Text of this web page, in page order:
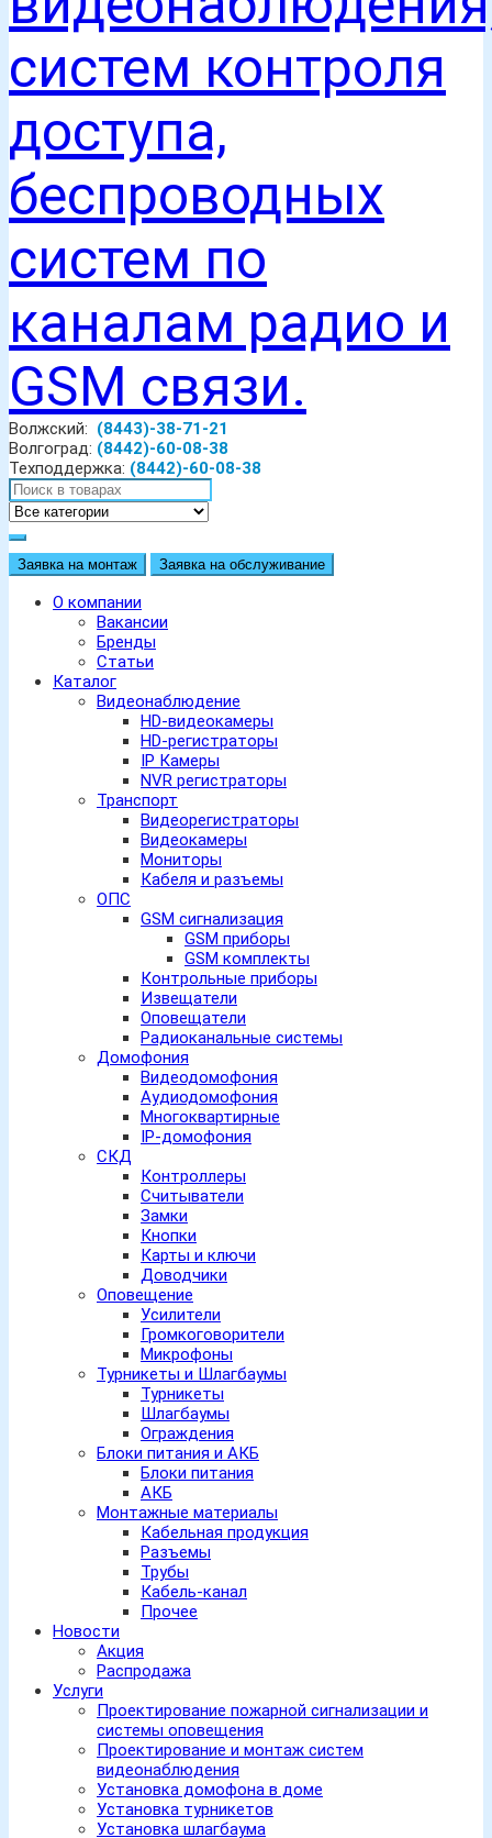
Волжский: (8443)-38-71-21
Волгоград: (8442)-60-08-38
Техподдержка: (8442)-60-08-38
Заявка на монтаж Заявка на обслуживание
О компании
Вакансии
Бренды
Статьи
Каталог
Видеонаблюдение
HD-видеокамеры
HD-регистраторы
IP Камеры
NVR регистраторы
Транспорт
Видеорегистраторы
Видеокамеры
Мониторы
Кабеля и разъемы
ОПС
GSM сигнализация
GSM приборы
GSM комплекты
Контрольные приборы
Извещатели
Оповещатели
Радиоканальные системы
Домофония
Видеодомофония
Аудиодомофония
Многоквартирные
IP-домофония
СКД
Контроллеры
Считыватели
Замки
Кнопки
Карты и ключи
Доводчики
Оповещение
Усилители
Громкоговорители
Микрофоны
Турникеты и Шлагбаумы
Турникеты
Шлагбаумы
Ограждения
Блоки питания и АКБ
Блоки питания
АКБ
Монтажные материалы
Кабельная продукция
Разъемы
Трубы
Кабель-канал
Прочее
Новости
Акция
Распродажа
Услуги
Проектирование пожарной сигнализации и
системы оповещения
Проектирование и монтаж систем
видеонаблюдения
Установка домофона в доме
Установка турникетов
Установка шлагбаума